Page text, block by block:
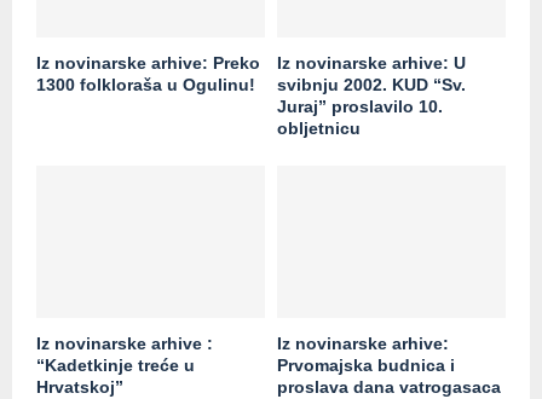
Iz novinarske arhive: Preko
1300 folkloraša u Ogulinu!
Iz novinarske arhive: U
svibnju 2002. KUD “Sv.
Juraj” proslavilo 10.
obljetnicu
Iz novinarske arhive :
“Kadetkinje treće u
Hrvatskoj”
Iz novinarske arhive:
Prvomajska budnica i
proslava dana vatrogasaca